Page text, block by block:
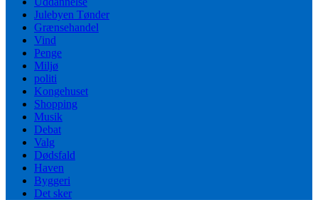
Julebyen Tønder
Grænsehandel
Vind
Penge
Miljø
politi
Kongehuset
Shopping
Musik
Debat
Valg
Dødsfald
Haven
Byggeri
Det sker